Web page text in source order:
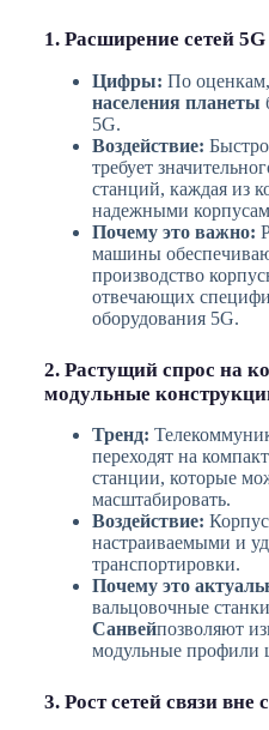
1. Расширение сетей 5G
Цифры: По
населения планеты
5G.
Воздействие:
требует
станций, каждая из
надежными
Почему это важно:
машины
производство
отвечающих
оборудования 5G.
2. Растущий спрос на
модульные
Тренд:
переходят на
станции, которые
масштабировать.
Воздействие:
настраиваемыми и
транспортировки.
Почему это
вальцовочные
Санвейпозволяют
модульные профили
3. Рост сетей связи вне